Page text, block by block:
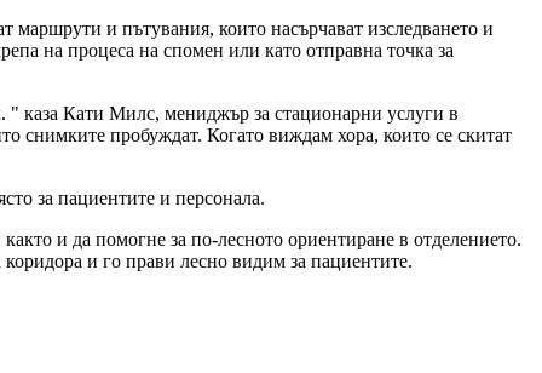
маршрути и пътувания, които насърчават изследването и
на процеса на спомен или като отправна точка за
" каза Кати Милс, мениджър за стационарни услуги в
снимките пробуждат. Когато виждам хора, които се скитат
за пациентите и персонала.
и да помогне за по-лесното ориентиране в отделението.
и го прави лесно видим за пациентите.